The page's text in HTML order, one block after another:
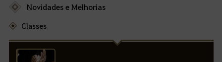
Novidades e Melhorias
Classes